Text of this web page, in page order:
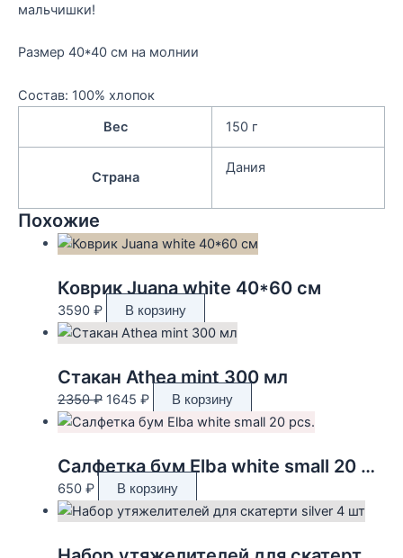
мальчишки!
Размер 40*40 см на молнии
Состав: 100% хлопок
Вес
150 г
Страна
Дания
Похожие
Коврик Juana white 40*60 см
3590 ₽ В корзину
Стакан Athea mint 300 мл
2350₽ Первоначальная
цена
2350 ₽.
1645 ₽Текущая
цена:
В корзину
Салфетка бум Elba white small 20 pcs.
650 ₽ В корзину